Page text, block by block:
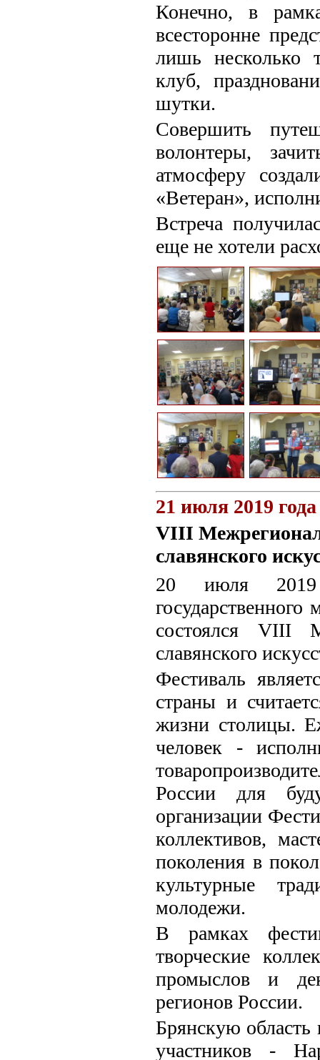
Конечно, в
всесторонне
лишь несколько
клуб,
шутки.
Совершить
волонтеры,
атмосферу
«Ветеран»,
Встреча
еще не хотели
21 июля 2019 года
VIII
славянского
20 июля 2019
состоялся VIII
славянского
Фестиваль
страны и
жизни столицы.
человек -
России для
организации
коллективов,
поколения в
культурные
молодежи.
В рамках
творческие
промыслов и
регионов России.
Брянскую область
участников -